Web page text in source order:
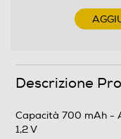
Descrizione
Capacità 700 mAh -
1,2 V